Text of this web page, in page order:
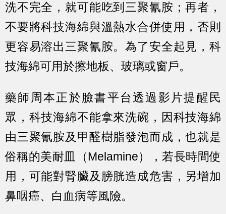
洗不完全，就可能吃到三聚氰胺；再者，
不要將科技海綿與溫熱水合併使用，否則
更容易溶出三聚氰胺。為了安全起見，科
技海綿可用於擦地板、玻璃或窗戶。
藥師周本正於臉書平台透過影片提醒民
眾，科技海綿不能拿來洗碗，因科技海綿
由三聚氰胺及甲醛樹脂發泡而成，也就是
俗稱的美耐皿（Melamine），若長時間使
用，可能對腎臟及膀胱造成危害，另增加
鼻咽癌、白血病等風險。